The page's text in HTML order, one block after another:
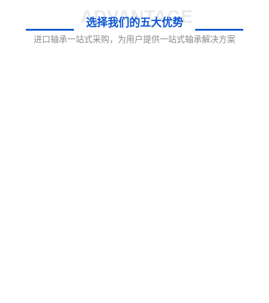
选择我们的五大优势
ADVANTAGE
进口轴承一站式采购，为用户提供一站式轴承解决方案